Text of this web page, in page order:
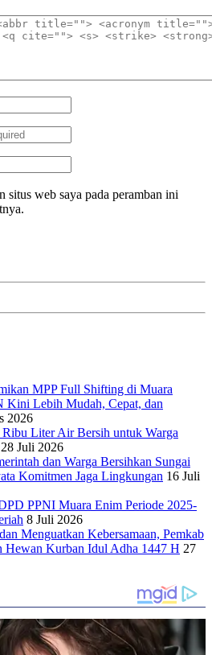
situs web saya pada peramban ini
MPP Full Shifting di Muara
Kini Lebih Mudah, Cepat, dan
2026
Liter Air Bersih untuk Warga
28 Juli 2026
dan Warga Bersihkan Sungai
Komitmen Jaga Lingkungan 16 Juli
PPNI Muara Enim Periode 2025-
8 Juli 2026
Menguatkan Kebersamaan, Pemkab
Hewan Kurban Idul Adha 1447 H 27